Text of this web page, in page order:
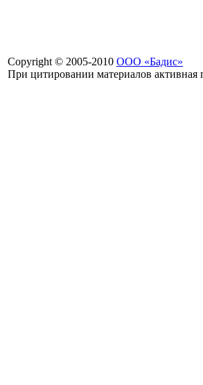
Copyright © 2005-2010 ООО «Бадис»
При цитировании материалов активная